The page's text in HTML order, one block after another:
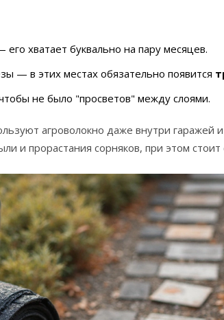
хватает буквально на пару месяцев.
— в этих местах обязательно появится
не было "просветов" между слоями.
агроволокно даже внутри гаражей
и прорастания сорняков, при этом стоит